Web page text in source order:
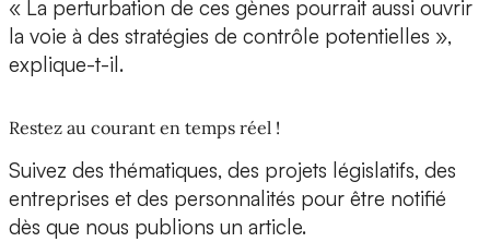
« La perturbation de ces gènes pourrait aussi ouvrir
la voie à des stratégies de contrôle potentielles »,
explique-t-il.
Restez au courant en temps réel !
Suivez des thématiques, des projets législatifs, des
entreprises et des personnalités pour être notifié
dès que nous publions un article.